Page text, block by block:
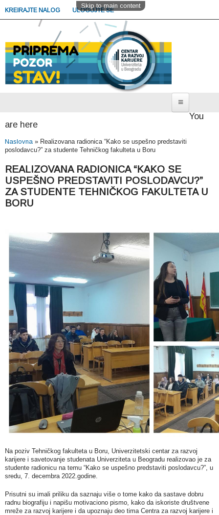
Skip to main content
KREIRAJTE NALOG ULOGUJTE SE
Sekcija za studente
Poslovi i radno iskustvo
Nastavak studija i usavršavanje
Potražite savet
Zakažite savetovanje
Sekcija za poslodavce
Resursi i linkovi
You
are here
Naslovna » Realizovana radionica “Kako se uspešno predstaviti
poslodavcu?” za studente Tehničkog fakulteta u Boru
REALIZOVANA RADIONICA “KAKO SE
USPEŠNO PREDSTAVITI POSLODAVCU?”
ZA STUDENTE TEHNIČKOG FAKULTETA U
BORU
Na poziv Tehničkog fakulteta u Boru, Univerzitetski centar za razvoj
karijere i savetovanje studenata Univerziteta u Beogradu realizovao je za
studente radionicu na temu “Kako se uspešno predstaviti poslodavcu?”, u
sredu, 7. decembra 2022.godine.
Prisutni su imali priliku da saznaju više o tome kako da sastave dobru
radnu biografiju i napišu motivaciono pismo, kako da iskoriste društvene
mreže za razvoj karijere i da upoznaju deo tima Centra za razvoj karijere i